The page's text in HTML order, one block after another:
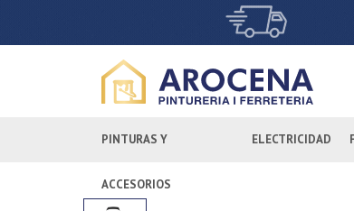
PINTURAS Y
ACCESORIOS
ELECTRICIDAD